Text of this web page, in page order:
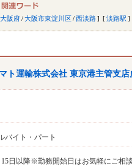
大阪府/大阪市東淀川区/西淡路 淡路駅
ト運輸株式会社 東京港主管支
バイト・パート
15日以降※勤務開始日はお気軽にご相